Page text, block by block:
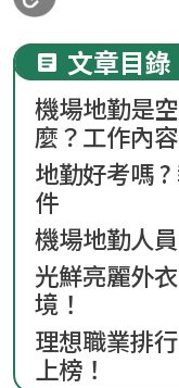
文章目錄
機場地勤是
麼？工作內
地勤好考嗎
件
機場地勤人
光鮮亮麗外
境！
理想職業排
上榜！